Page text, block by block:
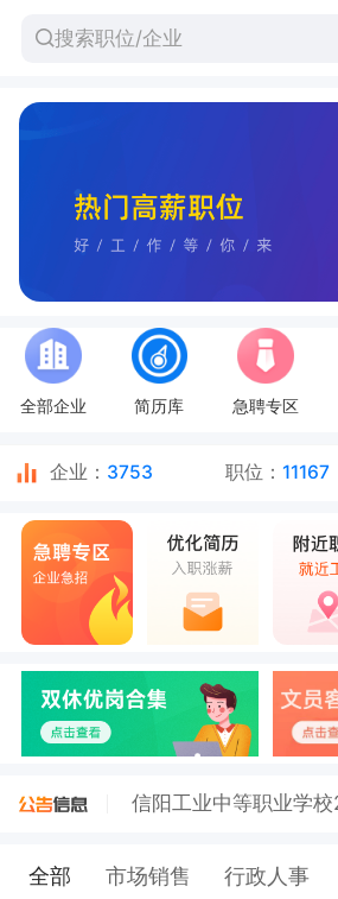
全部企业 简历库 急聘专区
企业： 3753 职位： 11167
全部 市场销售 行政人事